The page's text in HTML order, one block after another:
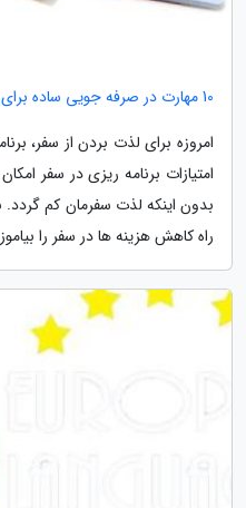
10 مهارت در صرفه جویی ساده برای سفر
امروزه برای لذت بردن از سفر،
امتیازات برنامه ریزی در سفر
راه کاهش هزینه ها در سفر را